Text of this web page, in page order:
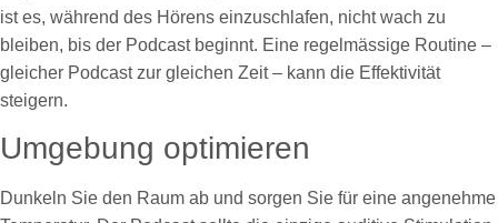
ist es, während des Hörens einzuschlafen, nicht wach zu
bleiben, bis der Podcast beginnt. Eine regelmässige Routine –
gleicher Podcast zur gleichen Zeit – kann die Effektivität
steigern.
Umgebung optimieren
Dunkeln Sie den Raum ab und sorgen Sie für eine angenehme